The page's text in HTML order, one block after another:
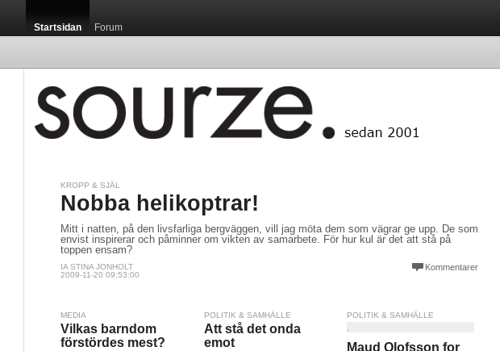
Startsidan Forum
KROPP & SJÄL
Nobba helikoptrar!
Mitt i natten, på den livsfarliga bergväggen, vill jag möta dem som vägrar ge upp. De som
envist inspirerar och påminner om vikten av samarbete. För hur kul är det att stå på
toppen ensam?
Kommentarer
IA STINA JONHOLT
2009-11-20 09:53:00
MEDIA
Vilkas barndom
förstördes mest?
POLITIK & SAMHÄLLE
Att stå det onda
emot
POLITIK & SAMHÄLLE
Maud Olofsson for